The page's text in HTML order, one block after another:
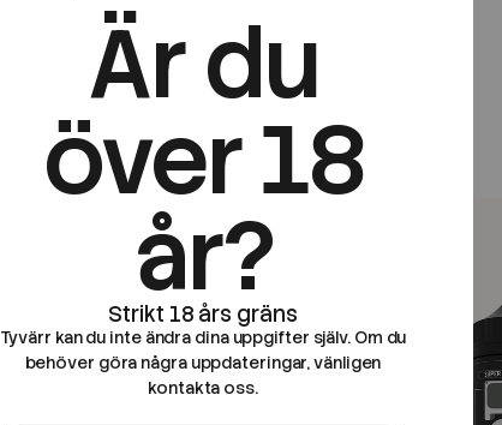
Är du
över 18
år?
Tyvärr kan du inte ändra dina uppgifter själv. Om du
behöver göra några uppdateringar, vänligen
kontakta oss.